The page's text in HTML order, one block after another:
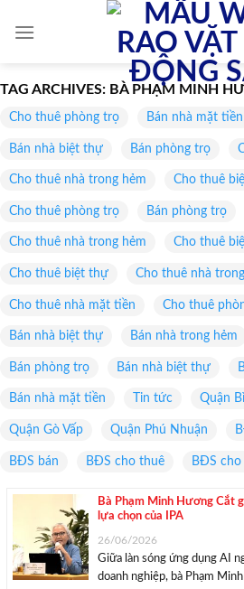
TAG ARCHIVES: BÀ PHẠM MINH
Cho thuê phòng trọ Bán nhà mặt tiền
Bán nhà biệt thự Bán phòng trọ
Cho thuê nhà trong hẻm Cho thuê
Cho thuê phòng trọ Bán phòng trọ
Cho thuê nhà trong hẻm Cho thuê
Cho thuê biệt thự Cho thuê nhà
Cho thuê nhà mặt tiền Cho thuê
Bán nhà biệt thự Bán nhà trong hẻm
Bán phòng trọ Bán nhà biệt thự
Bán nhà mặt tiền Tin tức Quận
Quận Gò Vấp Quận Phú Nhuận
BĐS bán BĐS cho thuê BĐS
Bà Phạm Minh Hương Cắt
lựa chọn của IPA
26/06/2026
Giữa làn sóng ứng dụng AI
doanh nghiệp, bà Phạm